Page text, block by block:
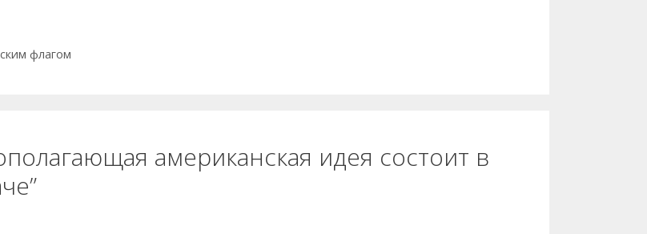
флагом
американская идея состоит в